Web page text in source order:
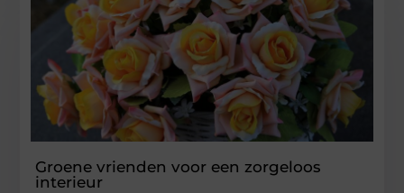
Groene vrienden voor een zorgeloos
interieur